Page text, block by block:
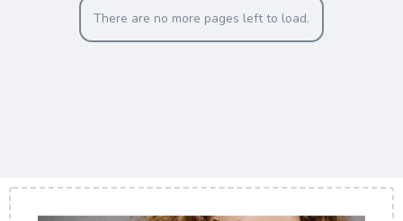
There are no more pages left to load.